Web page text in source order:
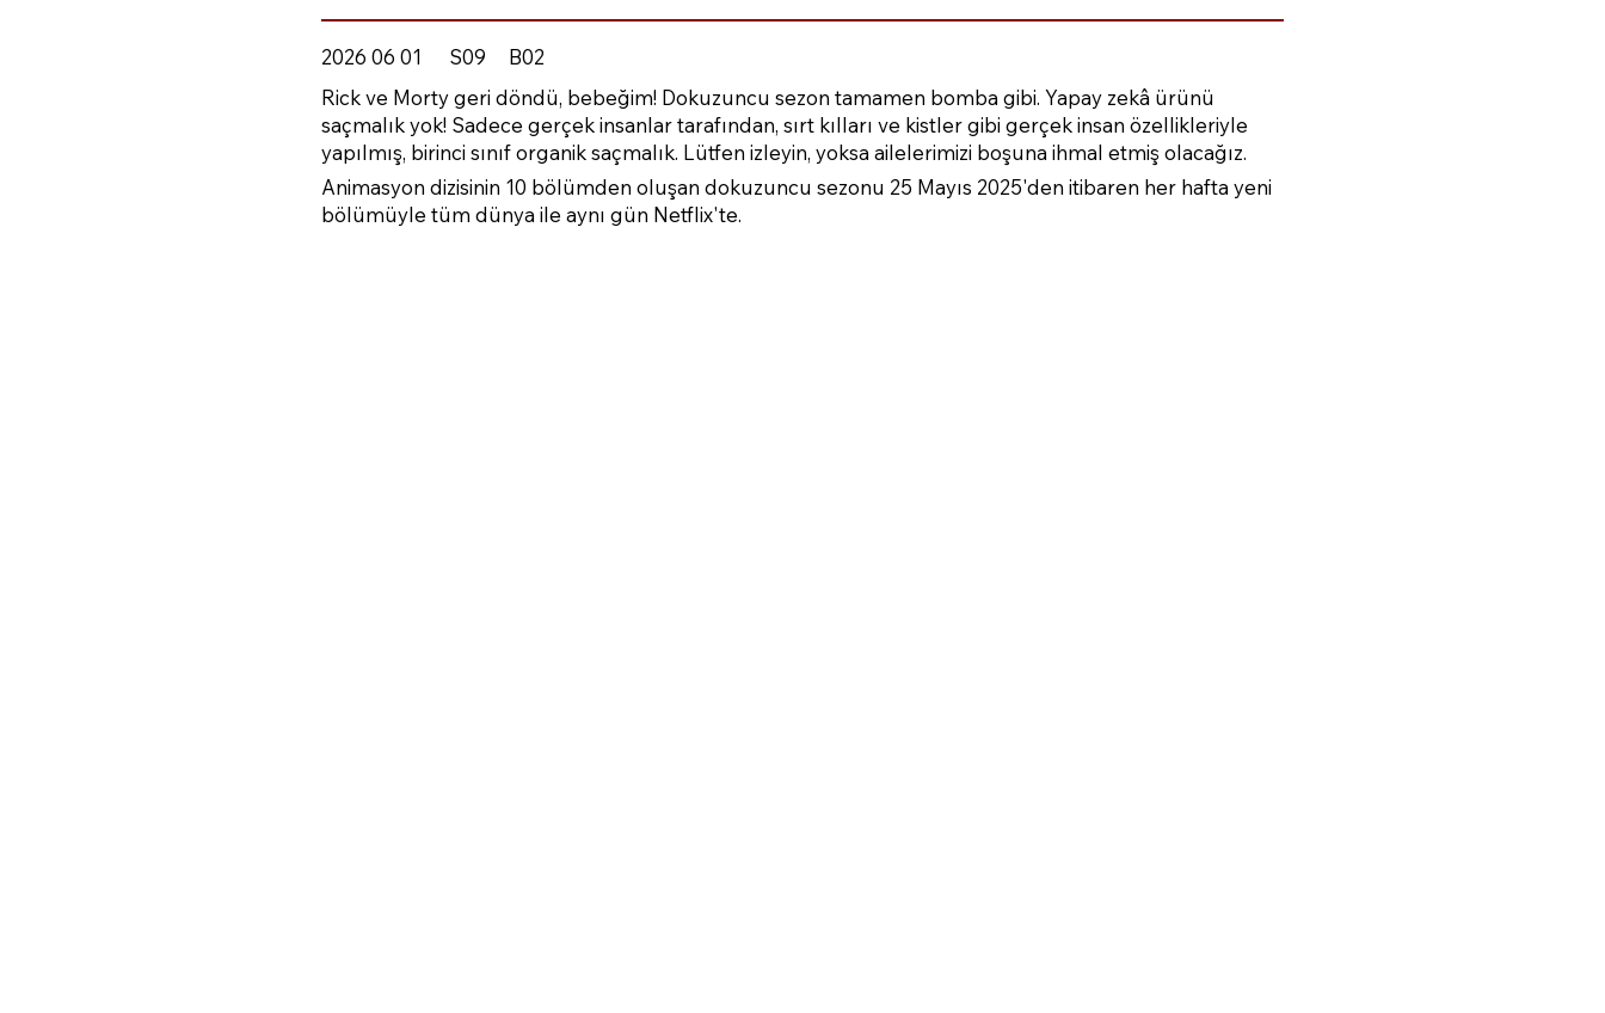
2026 06 01 S09
B02
Rick ve Morty geri döndü, bebeğim! Dokuzuncu sezon tamamen bomba gibi. Yapay zekâ ürünü
saçmalık yok! Sadece gerçek insanlar tarafından, sırt kılları ve kistler gibi gerçek insan özellikleriyle
yapılmış, birinci sınıf organik saçmalık. Lütfen izleyin, yoksa ailelerimizi boşuna ihmal etmiş olacağız.
Animasyon dizisinin 10 bölümden oluşan dokuzuncu sezonu 25 Mayıs 2025'den itibaren her hafta yeni
bölümüyle tüm dünya ile aynı gün Netflix'te.